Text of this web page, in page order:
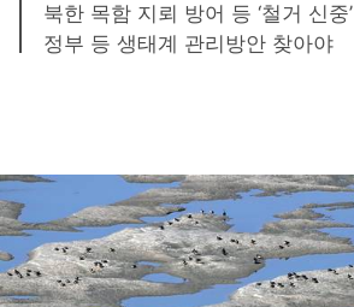
북한 목함 지뢰 방어 등 ‘철거 신중’
정부 등 생태계 관리방안 찾아야